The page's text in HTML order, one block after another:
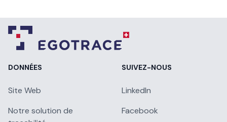
DONNÉES
Site Web
Notre solution de
SUIVEZ-NOUS
LinkedIn
Facebook